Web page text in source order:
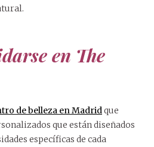
en The
de belleza en Madrid que
que están diseñados
específicas de cada